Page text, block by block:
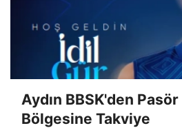
Aydın BBSK'den Pasör
Bölgesine Takviye